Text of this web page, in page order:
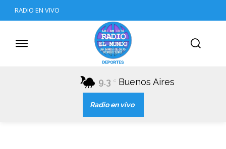
RADIO EN VIVO
9.3 C Buenos Aires
Radio en vivo